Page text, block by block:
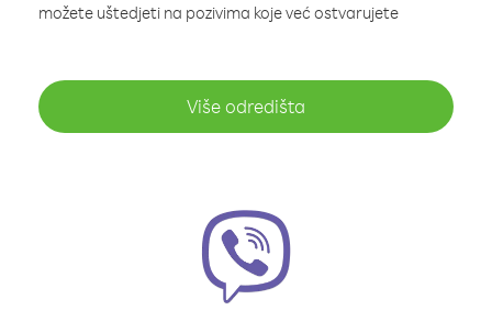
možete uštedjeti na pozivima koje već ostvarujete
Više odredišta